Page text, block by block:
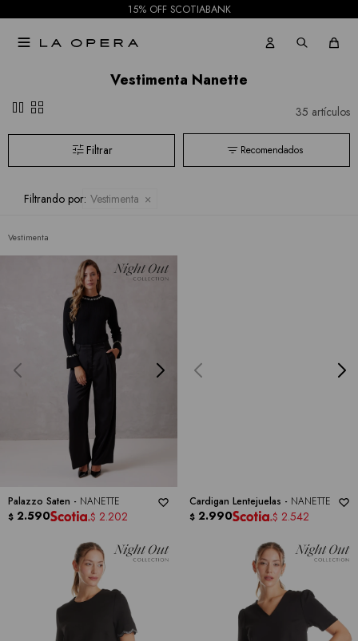
15% OFF SCOTIABANK

Vestimenta Nanette
pause grid_view 35 artículos
Recomendados
Filtrando por: Vestimenta
Vestimenta
Palazzo Saten - NANETTE
$ 2.590 $ 2.202
Cardigan Lentejuelas - NANETTE
$ 2.990 $ 2.542